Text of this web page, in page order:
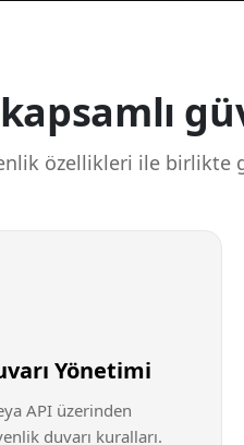
özellikleri ile birlikte
Yönetimi
API üzerinden
duvarı kuralları.